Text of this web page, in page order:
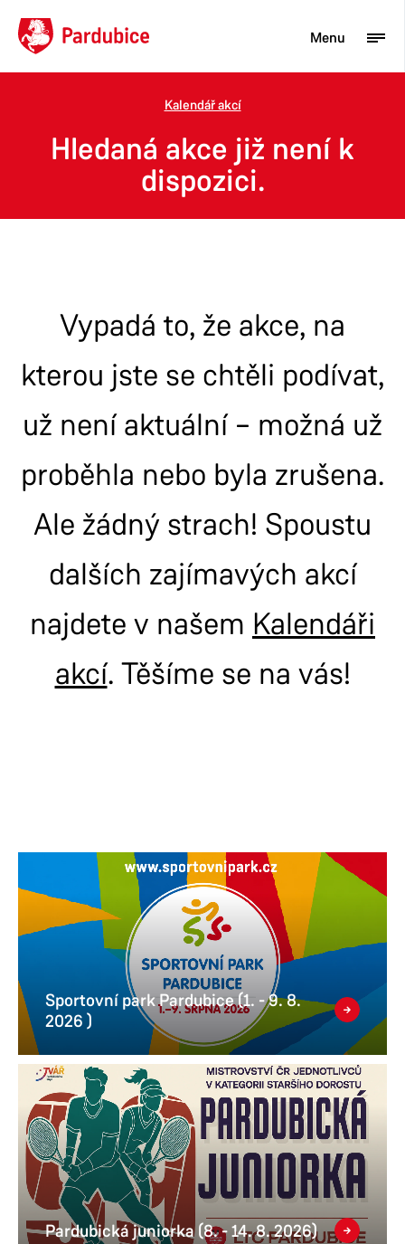
Turista
Aktuality
Kalendář akcí
Hledaná akce již není k
dispozici.
Vypadá to, že akce, na
kterou jste se chtěli podívat,
už není aktuální – možná už
proběhla nebo byla zrušena.
Ale žádný strach! Spoustu
dalších zajímavých akcí
najdete v našem Kalendáři
akcí. Těšíme se na vás!
Sportovní park Pardubice (1. - 9. 8.
2026 )
Pardubická juniorka (8. - 14. 8. 2026)
Menu